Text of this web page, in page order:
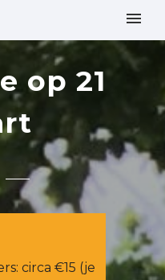
op 21
circa €15 (je